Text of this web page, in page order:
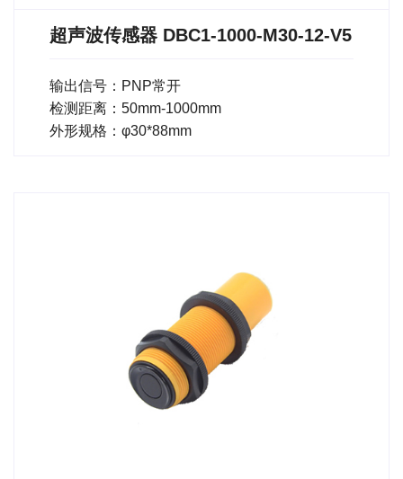
超声波传感器 DBC1-1000-M30-12-V5
输出信号：PNP常开
检测距离：50mm-1000mm
外形规格：φ30*88mm